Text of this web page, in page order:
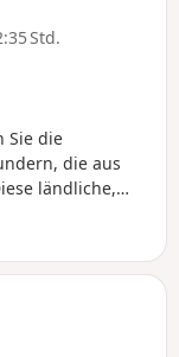
Std.
Sie die
die aus
ländliche,
Punkt des
Tal der